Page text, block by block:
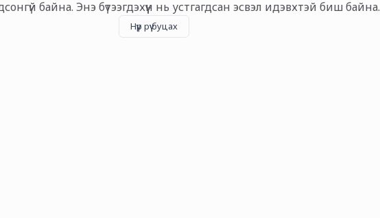
байна. Энэ бүтээгдэхүүн нь устгагдсан эсвэл идэвхтэй биш байна.
Нүүр рүү буцах